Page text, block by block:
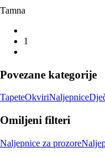
Tamna
1
Povezane kategorije
TapeteOkviriNaljepnice
Omiljeni filteri
Naljepnice za prozore